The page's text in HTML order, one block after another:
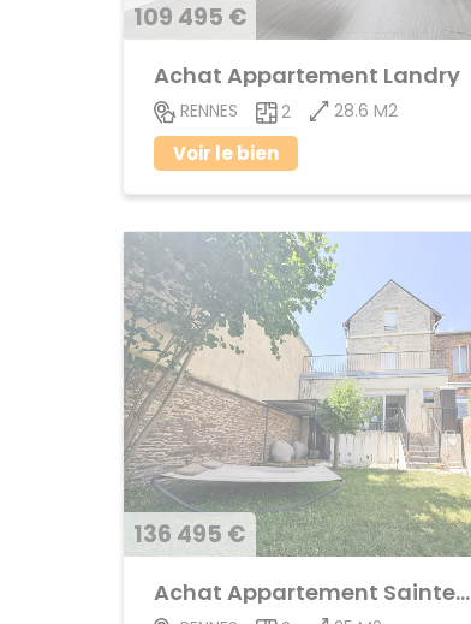
109 495 €
Achat Appartement Landry
RENNES 2 28.6 M2
Voir le bien
136 495 €
Achat Appartement Sainte-Thérèse